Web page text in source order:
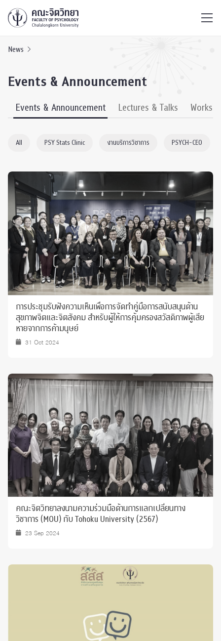
News
Events & Announcement
Events & Announcement Lectures & Talks
All PSY Stats Clinic งานบริการวิชาการ PSYCH-CEO
การประชุมรับฟังความเห็นเพื่อการจัดทำคู่มือการสนับสนุนด้าน
สุขภาพจิตและจิตสังคม สำหรับผู้ให้การคุ้มครองสวัสดิภาพผู้เสีย
หายจากการค้ามนุษย์
31 Oct 2024
คณะจิตวิทยาลงนามความร่วมมือด้านการแลกเปลี่ยนทาง
วิชาการ (MOU) กับ Tohoku University (2567)
23 Sep 2024